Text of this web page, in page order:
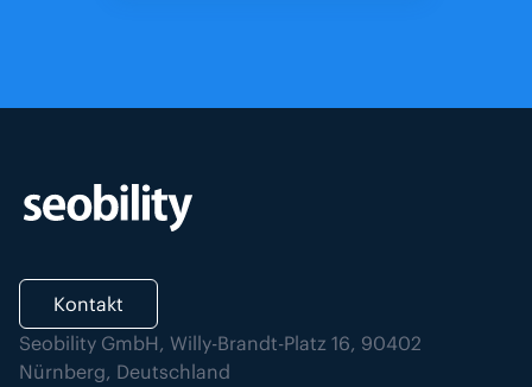
Kontakt
Seobility GmbH, Willy-Brandt-Platz 16, 90402
Nürnberg, Deutschland